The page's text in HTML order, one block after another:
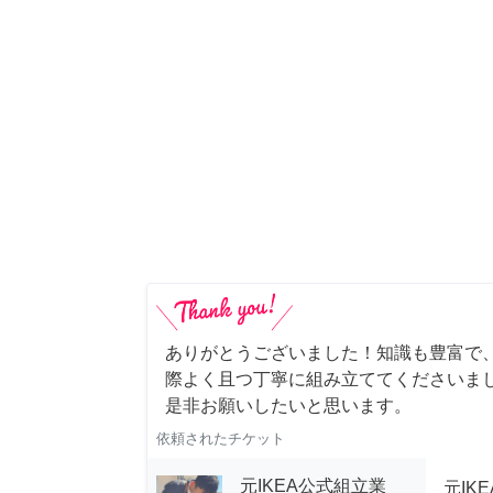
ありがとうございました！知識も豊富で
際よく且つ丁寧に組み立ててくださいま
是非お願いしたいと思います。
依頼されたチケット
元IKEA公式組立業 元